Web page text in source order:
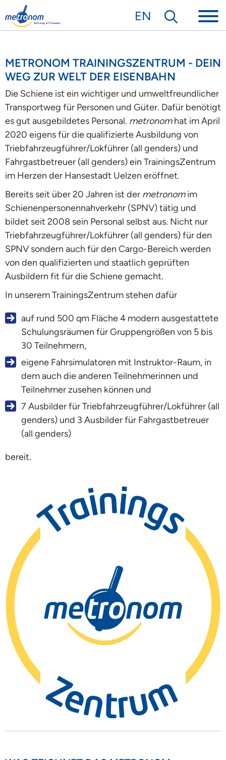
EN
METRONOM TRAININGSZENTRUM - DEIN
WEG ZUR WELT DER EISENBAHN
Die Schiene ist ein wichtiger und umweltfreundlicher
Transportweg für Personen und Güter. Dafür benötigt
es gut ausgebildetes Personal. metronomhat im April
2020 eigens für die qualifizierte Ausbildung von
Triebfahrzeugführer/Lokführer (all genders) und
Fahrgastbetreuer (all genders) ein TrainingsZentrum
im Herzen der Hansestadt Uelzen eröffnet.
Bereits seit über 20 Jahren ist der metronomim
Schienenpersonennahverkehr (SPNV) tätig und
bildet seit 2008 sein Personal selbst aus. Nicht nur
Triebfahrzeugführer/Lokführer (all genders) für den
SPNV sondern auch für den Cargo-Bereich werden
von den qualifizierten und staatlich geprüften
Ausbildern fit für die Schiene gemacht.
In unserem TrainingsZentrum stehen dafür
auf rund 500 qm Fläche 4 modern ausgestattete
Schulungsräumen für Gruppengrößen von 5 bis
30 Teilnehmern,
eigene Fahrsimulatoren mit Instruktor-Raum, in
dem auch die anderen Teilnehmerinnen und
Teilnehmer zusehen können und
7 Ausbilder für Triebfahrzeugführer/Lokführer (all
genders) und 3 Ausbilder für Fahrgastbetreuer
(all genders)
bereit.